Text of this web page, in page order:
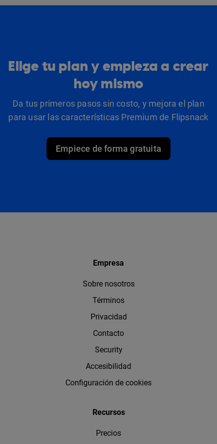
Elige tu plan y empieza a crear
hoy mismo
Da tus primeros pasos sin costo, y mejora el plan
para usar las características Premium de Flipsnack
Empiece de forma gratuita
Empresa
Sobre nosotros
Términos
Privacidad
Contacto
Security
Accesibilidad
Configuración de cookies
Recursos
Precios